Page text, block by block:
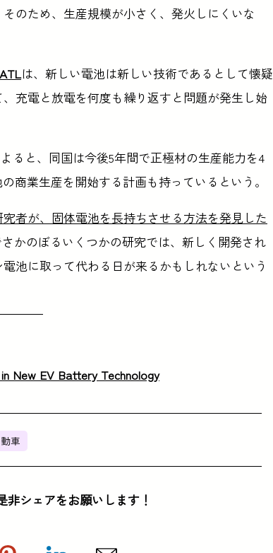
のため、生産規模が小さく、発火しにくいな
は、新しい電池は新しい技術であるとして懐疑
充電と放電を何度も繰り返すと問題が発生し始
ると、同国は今後5年間で正極材の生産能力を4
商業生産を開始する計画も持っているという。
者が、固体電池を長持ちさせる方法を発見した
かのぼるいくつかの研究では、新しく開発され
池に取って代わる日が来るかもしれないという
New EV Battery Technology
車
非シェアをお願いします！